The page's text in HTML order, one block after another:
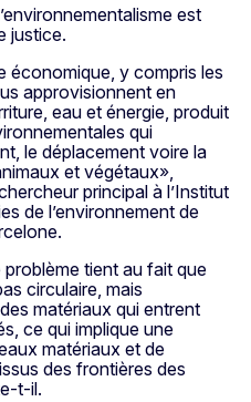
est
justice.
économique, y compris les
approvisionnent en
eau et énergie, produit
qui
le déplacement voire la
et végétaux»,
principal à l’Institut
de l’environnement de
tient au fait que
circulaire, mais
matériaux qui entrent
ce qui implique une
matériaux et de
des frontières des
t-il.